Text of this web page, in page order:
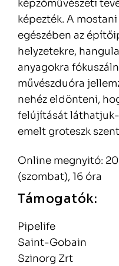
képzőművészeti
képezték. A
egészében az
helyzetekre,
anyagokra
művészduóra
nehéz eldönteni,
felújítását
emelt groteszk
Online megnyitó:
(szombat), 16 óra
Támogatók:
Pipelife
Saint-Gobain
Szinorg Zrt